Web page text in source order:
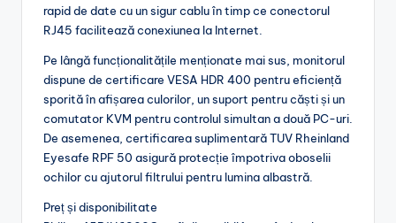
rapid de date cu un sigur cablu în timp ce conectorul
RJ45 facilitează conexiunea la Internet.
Pe lângă funcționalitățile menționate mai sus, monitorul
dispune de certificare VESA HDR 400 pentru eficiență
sporită în afișarea culorilor, un suport pentru căști și un
comutator KVM pentru controlul simultan a două PC-uri.
De asemenea, certificarea suplimentară TUV Rheinland
Eyesafe RPF 50 asigură protecție împotriva oboselii
ochilor cu ajutorul filtrului pentru lumina albastră.
Preț și disponibilitate